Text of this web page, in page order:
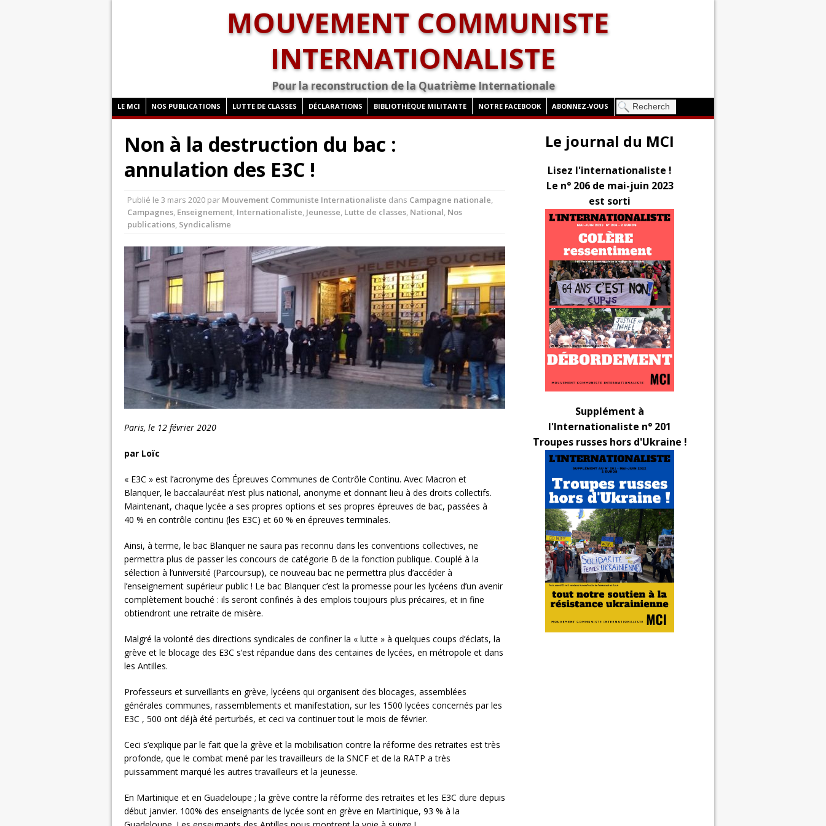
MOUVEMENT COMMUNISTE
INTERNATIONALISTE
Pour la reconstruction de la Quatrième Internationale
LE MCI NOS PUBLICATIONS LUTTE DE CLASSES DÉCLARATIONS BIBLIOTHÈQUE MILITANTE NOTRE FACEBOOK ABONNEZ-VOUS
Non à la destruction du bac :
annulation des E3C !
Publié le 3 mars 2020 par Mouvement Communiste Internationaliste dans Campagne nationale,
Campagnes, Enseignement, Internationaliste, Jeunesse, Lutte de classes, National, Nos
publications, Syndicalisme
Paris, le 12 février 2020
par Loïc
« E3C » est l’acronyme des Épreuves Communes de Contrôle Continu. Avec Macron et
Blanquer, le baccalauréat n’est plus national, anonyme et donnant lieu à des droits collectifs.
Maintenant, chaque lycée a ses propres options et ses propres épreuves de bac, passées à
40 % en contrôle continu (les E3C) et 60 % en épreuves terminales.
Ainsi, à terme, le bac Blanquer ne saura pas reconnu dans les conventions collectives, ne
permettra plus de passer les concours de catégorie B de la fonction publique. Couplé à la
sélection à l’université (Parcoursup), ce nouveau bac ne permettra plus d’accéder à
l’enseignement supérieur public ! Le bac Blanquer c’est la promesse pour les lycéens d’un avenir
complètement bouché : ils seront confinés à des emplois toujours plus précaires, et in fine
obtiendront une retraite de misère.
Malgré la volonté des directions syndicales de confiner la « lutte » à quelques coups d’éclats, la
grève et le blocage des E3C s’est répandue dans des centaines de lycées, en métropole et dans
les Antilles.
Professeurs et surveillants en grève, lycéens qui organisent des blocages, assemblées
générales communes, rassemblements et manifestation, sur les 1500 lycées concernés par les
E3C , 500 ont déjà été perturbés, et ceci va continuer tout le mois de février.
Ceci s’explique par le fait que la grève et la mobilisation contre la réforme des retraites est très
profonde, que le combat mené par les travailleurs de la SNCF et de la RATP a très
puissamment marqué les autres travailleurs et la jeunesse.
En Martinique et en Guadeloupe ; la grève contre la réforme des retraites et les E3C dure depuis
début janvier. 100% des enseignants de lycée sont en grève en Martinique, 93 % à la
Le journal du MCI
Lisez l'internationaliste !
Le n° 206 de mai-juin 2023
est sorti
Supplément à
l'Internationaliste n° 201
Troupes russes hors d'Ukraine !